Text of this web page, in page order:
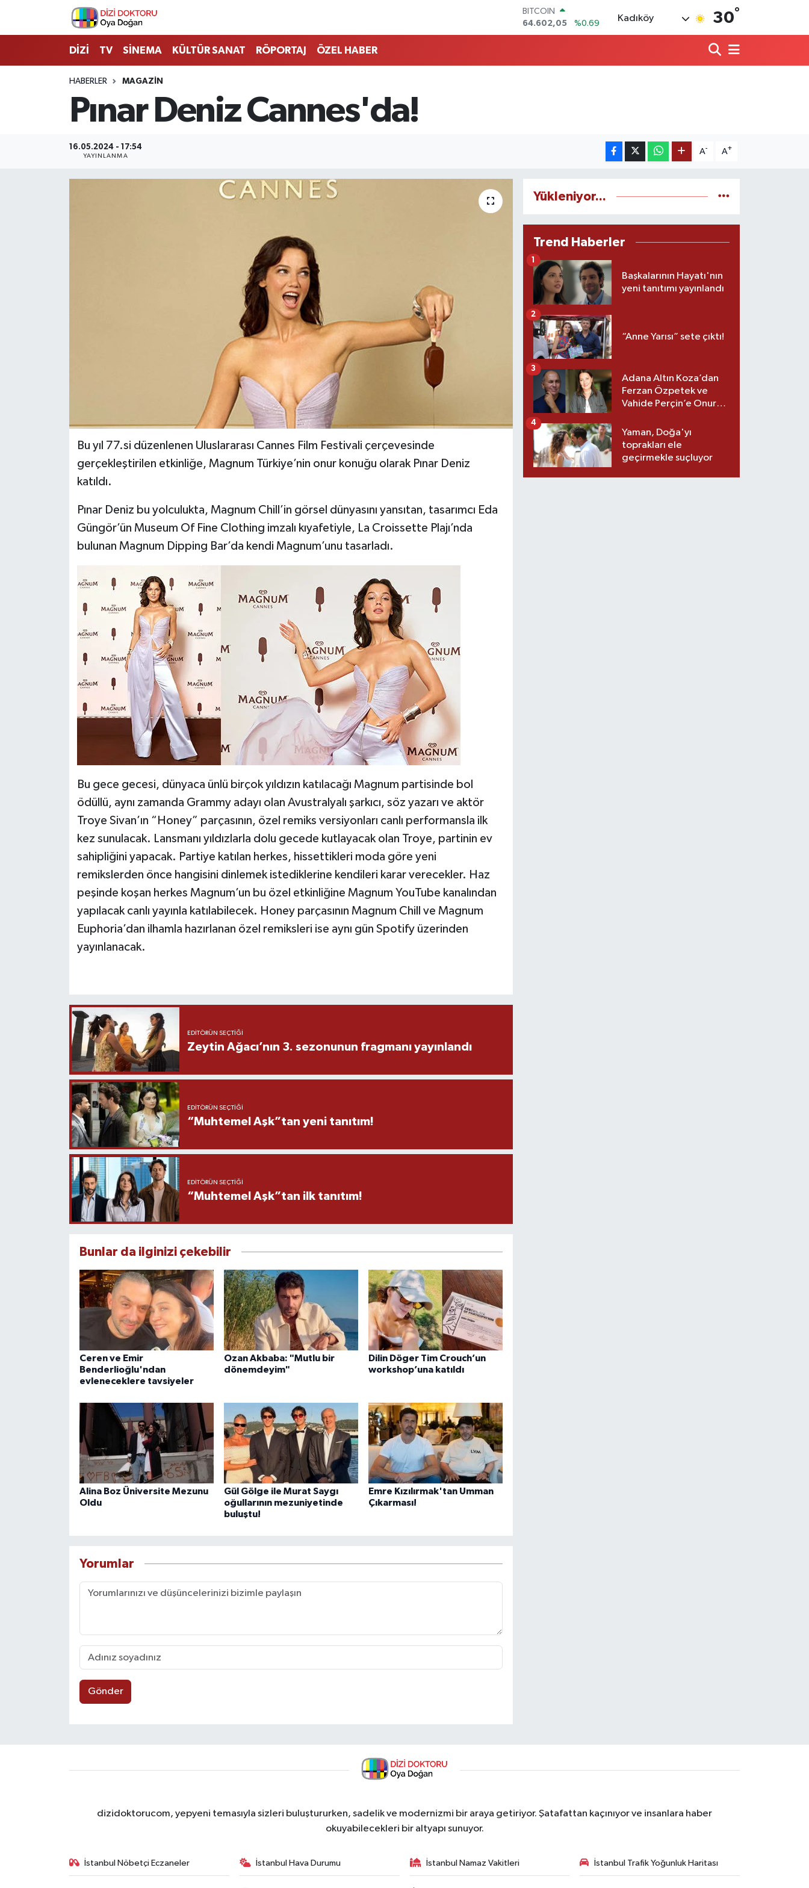
BITCOIN
64.602,05
%0.69
DOLAR
Kadıköy 30°
DİZİ TV SİNEMA KÜLTÜR SANAT RÖPORTAJ ÖZEL HABER
HABERLER MAGAZİN
Pınar Deniz Cannes'da!
16.05.2024 - 17:54
YAYINLANMA
A- A+
Bu yıl 77.si düzenlenen Uluslararası Cannes Film Festivali çerçevesinde
gerçekleştirilen etkinliğe, Magnum Türkiye’nin onur konuğu olarak Pınar Deniz
katıldı.
Pınar Deniz bu yolculukta, Magnum Chill’in görsel dünyasını yansıtan, tasarımcı Eda
Güngör’ün Museum Of Fine Clothing imzalı kıyafetiyle, La Croissette Plajı’nda
bulunan Magnum Dipping Bar’da kendi Magnum’unu tasarladı.
Bu gece gecesi, dünyaca ünlü birçok yıldızın katılacağı Magnum partisinde bol
ödüllü, aynı zamanda Grammy adayı olan Avustralyalı şarkıcı, söz yazarı ve aktör
Troye Sivan’ın “Honey” parçasının, özel remiks versiyonları canlı performansla ilk
kez sunulacak. Lansmanı yıldızlarla dolu gecede kutlayacak olan Troye, partinin ev
sahipliğini yapacak. Partiye katılan herkes, hissettikleri moda göre yeni
remikslerden önce hangisini dinlemek istediklerine kendileri karar verecekler. Haz
peşinde koşan herkes Magnum’un bu özel etkinliğine Magnum YouTube kanalından
yapılacak canlı yayınla katılabilecek. Honey parçasının Magnum Chill ve Magnum
Euphoria’dan ilhamla hazırlanan özel remiksleri ise aynı gün Spotify üzerinden
yayınlanacak.
EDITÖRÜN SEÇTIĞI
Zeytin Ağacı’nın 3. sezonunun fragmanı yayınlandı
EDITÖRÜN SEÇTIĞI
“Muhtemel Aşk”tan yeni tanıtım!
EDITÖRÜN SEÇTIĞI
“Muhtemel Aşk”tan ilk tanıtım!
Bunlar da ilginizi çekebilir
Ceren ve Emir
Benderlioğlu'ndan
evleneceklere tavsiyeler
Ozan Akbaba: "Mutlu bir
dönemdeyim"
Dilin Döger Tim Crouch’un
workshop’una katıldı
Alina Boz Üniversite Mezunu
Oldu
Gül Gölge ile Murat Saygı
oğullarının mezuniyetinde
buluştu!
Emre Kızılırmak'tan Umman
Çıkarması!
Yorumlar
Gönder
Yükleniyor...
Trend Haberler
Başkalarının Hayatı'nın
yeni tanıtımı yayınlandı
1
“Anne Yarısı” sete çıktı!
2
Adana Altın Koza’dan
Ferzan Özpetek ve
Vahide Perçin’e Onur
3
Yaman, Doğa'yı
toprakları ele
geçirmekle suçluyor
4
dizidoktorucom, yepyeni temasıyla sizleri buluştururken, sadelik ve modernizmi bir araya getiriyor. Şatafattan kaçınıyor ve insanlara haber
okuyabilecekleri bir altyapı sunuyor.
İstanbul Nöbetçi Eczaneler İstanbul Hava Durumu İstanbul Namaz Vakitleri İstanbul Trafik Yoğunluk Haritası
İstanbul Nöbetçi Eczaneler
İstanbul Hava Durumu
İstanbul Namaz Vakitleri